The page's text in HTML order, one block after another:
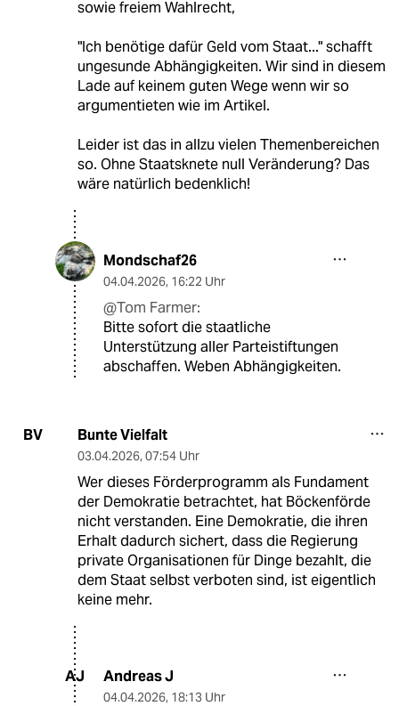
sowie freiem Wahlrecht,
"Ich benötige dafür Geld vom Staat..." schafft
ungesunde Abhängigkeiten. Wir sind in diesem
Lade auf keinem guten Wege wenn wir so
argumentieten wie im Artikel.
Leider ist das in allzu vielen Themenbereichen
so. Ohne Staatsknete null Veränderung? Das
wäre natürlich bedenklich!
Mondschaf26
04.04.2026, 16:22 Uhr
@Tom Farmer:
Bitte sofort die staatliche
Unterstützung aller Parteistiftungen
abschaffen. Weben Abhängigkeiten.
BV Bunte Vielfalt
03.04.2026, 07:54 Uhr
Wer dieses Förderprogramm als Fundament
der Demokratie betrachtet, hat Böckenförde
nicht verstanden. Eine Demokratie, die ihren
Erhalt dadurch sichert, dass die Regierung
private Organisationen für Dinge bezahlt, die
dem Staat selbst verboten sind, ist eigentlich
keine mehr.
AJ Andreas J
04.04.2026, 18:13 Uhr